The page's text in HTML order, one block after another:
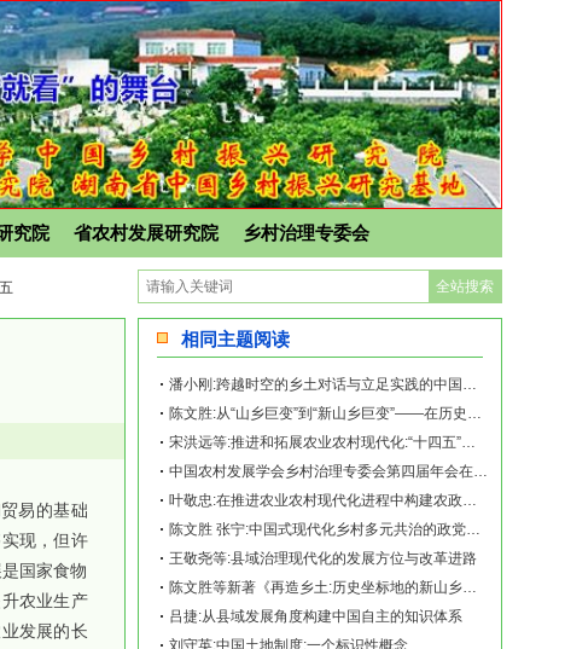
究院 省农村发展研究院 乡村治理专委会
易的基础
现，但许
国家食物
农业生产
发展的长
相同主题阅读
潘小刚:跨越时空的乡土对话与立足实践的中国故事——《再造乡土:历史坐标地的新山乡
陈文胜:从“山乡巨变”到“新山乡巨变”——在历史坐标地观察中国乡村现代化
宋洪远等:推进和拓展农业农村现代化:“十四五”回顾与“十五五”展望
中国农村发展学会乡村治理专委会第四届年会在南宁举行
叶敬忠:在推进农业农村现代化进程中构建农政转型的中国道路
陈文胜 张宁:中国式现代化乡村多元共治的政党统合生成机制
王敬尧等:县域治理现代化的发展方位与改革进路
陈文胜等新著《再造乡土:历史坐标地的新山乡巨变》出版上线
吕捷:从县域发展角度构建中国自主的知识体系